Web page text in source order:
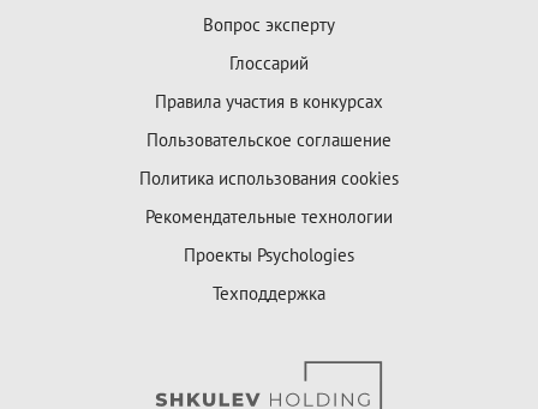
Вопрос эксперту
Глоссарий
Правила участия в конкурсах
Пользовательское соглашение
Политика использования cookies
Рекомендательные технологии
Проекты Psychologies
Техподдержка